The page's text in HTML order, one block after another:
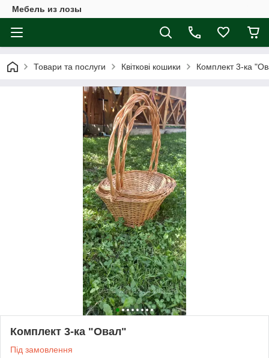
Мебель из лозы
Товари та послуги Квіткові кошики Комплект 3-ка
Комплект 3-ка "Овал"
Під замовлення